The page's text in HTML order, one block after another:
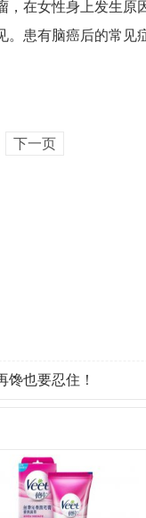
在女性身上发生原
患有脑癌后的常见
下一页
馋也要忍住！